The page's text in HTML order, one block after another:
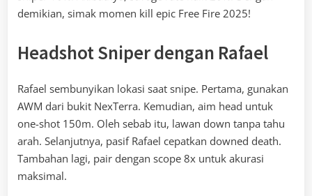
demikian, simak momen kill epic Free Fire 2025!
Headshot Sniper dengan Rafael
Rafael sembunyikan lokasi saat snipe. Pertama, gunakan
AWM dari bukit NexTerra. Kemudian, aim head untuk
one-shot 150m. Oleh sebab itu, lawan down tanpa tahu
arah. Selanjutnya, pasif Rafael cepatkan downed death.
Tambahan lagi, pair dengan scope 8x untuk akurasi
maksimal.